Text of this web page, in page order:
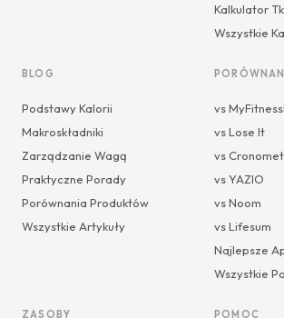
Kalkulator
Wszystkie
BLOG
Podstawy Kalorii
Makroskładniki
Zarządzanie Wagą
Praktyczne Porady
Porównania Produktów
Wszystkie Artykuły
vs
vs Lose It
vs
vs YAZIO
vs Noom
vs Lifesum
Najlepsze
Wszystkie
ZASOBY POMOC